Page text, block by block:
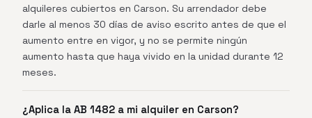
alquileres cubiertos en Carson. Su arrendador debe
darle al menos 30 días de aviso escrito antes de que el
aumento entre en vigor, y no se permite ningún
aumento hasta que haya vivido en la unidad durante 12
meses.
¿Aplica la AB 1482 a mi alquiler en Carson?